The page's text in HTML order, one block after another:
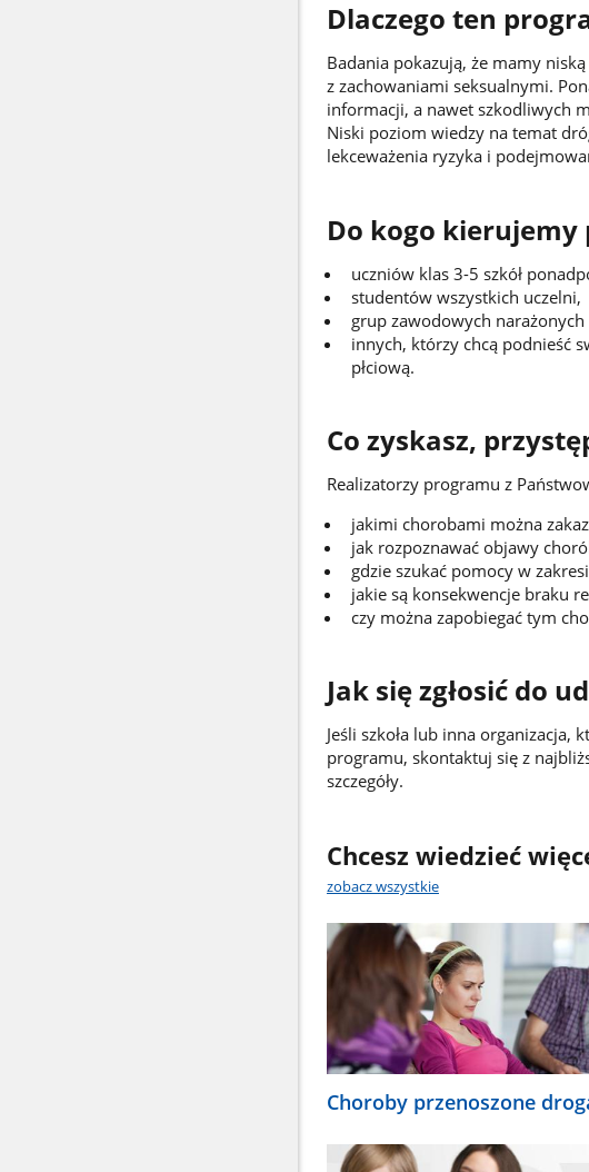
Dlaczego ten
Badania pokazują, że mamy
z zachowaniami seksualnymi.
informacji, a nawet szkodliwych
Niski poziom wiedzy na temat
lekceważenia ryzyka i
Do kogo kierujemy
uczniów klas 3-5 szkół
studentów wszystkich uczelni,
grup zawodowych
innych, którzy chcą podnieść
płciową.
Co zyskasz,
Realizatorzy programu z
jakimi chorobami można
jak rozpoznawać objawy
gdzie szukać pomocy w
jakie są konsekwencje braku
czy można zapobiegać tym
Jak się zgłosić do
Jeśli szkoła lub inna
programu, skontaktuj się z
szczegóły.
Chcesz wiedzieć
zobacz wszystkie
Choroby przenoszone